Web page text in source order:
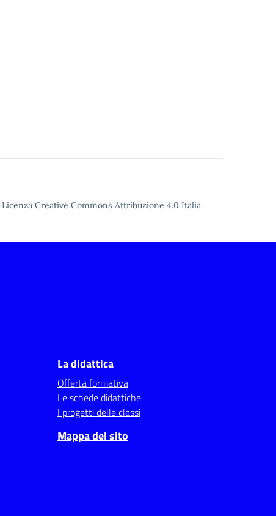
Licenza Creative Commons Attribuzione 4.0 Italia.
La didattica
Offerta formativa
Le schede didattiche
I progetti delle classi
Mappa del sito